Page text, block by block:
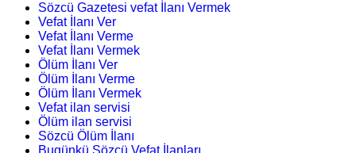
Sözcü Gazetesi vefat İlanı Vermek
Vefat İlanı Ver
Vefat İlanı Verme
Vefat İlanı Vermek
Ölüm İlanı Ver
Ölüm İlanı Verme
Ölüm İlanı Vermek
Vefat ilan servisi
Ölüm ilan servisi
Sözcü Ölüm İlanı
Bugünkü Sözcü Vefat İlanları